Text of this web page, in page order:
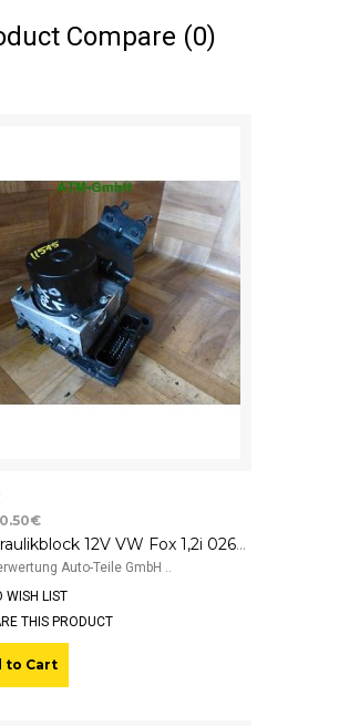
Compare (0)
ABS Hydraulikblock 12V VW Fox 1,2i 0265800468 0265233626 5Z0907379A 5Z0614117B
Auto-Teile GmbH ..
WISH LIST
THIS PRODUCT
to Cart